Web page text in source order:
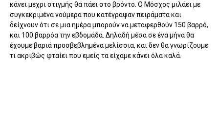
κάνει μεχρι στιγμής θα πάει στο βρόντο. Ο Μόσχος μιλάει με
συγκεκριμένα νούμερα που κατέγραψαν πειράματα και
δείχνουν ότι σε μια ημέρα μπορούν να μεταφερθούν 150 βαρρό,
και 100 βαρρόα την εβδομάδα. Δηλαδή μέσα σε ένα μήνα θα
έχουμε βαριά προσβεβλημένα μελίσσια, και δεν θα γνωρίζουμε
τι ακριβώς φταίει που εμείς τα είχαμε κάνει όλα καλά.